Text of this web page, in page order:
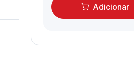
Adicionar